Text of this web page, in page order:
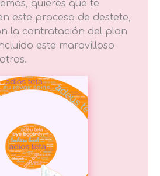
quieres que te
este proceso de destete,
la contratación del plan
este maravilloso